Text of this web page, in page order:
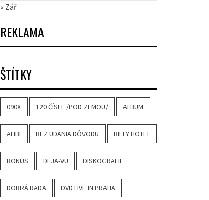
« Zář
REKLAMA
ŠTÍTKY
090X 120 ČÍSEL /POD ZEMOU/ ALBUM
ALIBI BEZ UDANIA DÔVODU BIELY HOTEL
BONUS DEJA-VU DISKOGRAFIE
DOBRÁ RADA DVD LIVE IN PRAHA